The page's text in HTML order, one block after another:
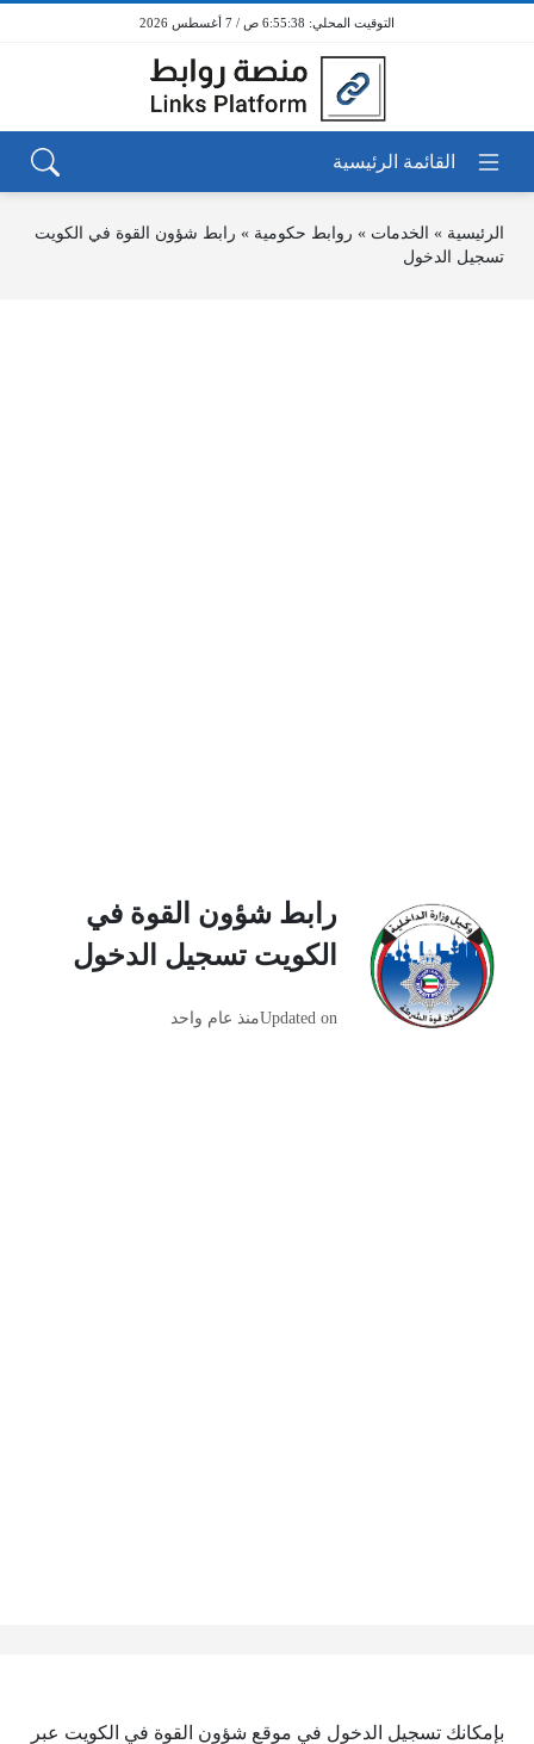
6:55:38 ص / 7 أغسطس 2026
الرئيسية » الخدمات » روابط حكومية » رابط شؤون القوة في الكويت
تسجيل الدخول
رابط شؤون القوة في
الكويت تسجيل الدخول
Updated onمنذ عام واحد
بإمكانك تسجيل الدخول في موقع شؤون القوة في الكويت عبر